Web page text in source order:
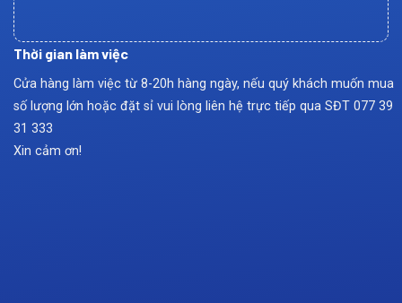
Thời gian làm việc
Cửa hàng làm việc từ 8-20h hàng ngày, nếu quý khách muốn mua
số lượng lớn hoặc đặt sỉ vui lòng liên hệ trực tiếp qua SĐT 077 39
31 333
Xin cảm ơn!